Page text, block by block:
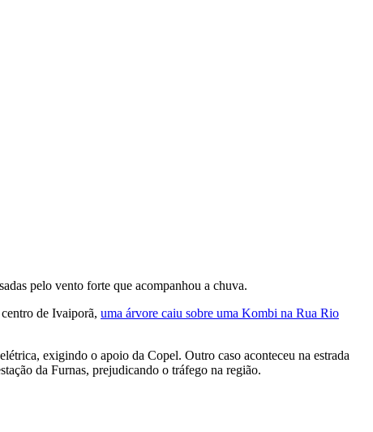
pelo vento forte que acompanhou a chuva.
de Ivaiporã, uma árvore caiu sobre uma Kombi na Rua Rio
exigindo o apoio da Copel. Outro caso aconteceu na estrada
da Furnas, prejudicando o tráfego na região.